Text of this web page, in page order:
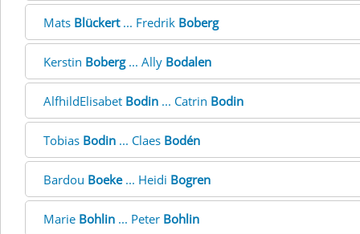
Mats Blückert... Fredrik Boberg
Kerstin Boberg... Ally Bodalen
AlfhildElisabet Bodin ... Catrin Bodin
Tobias Bodin ... Claes Bodén
Bardou Boeke... Heidi Bogren
Marie Bohlin ... Peter Bohlin